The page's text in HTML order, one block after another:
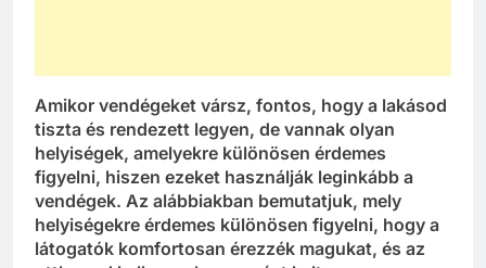
Amikor vendégeket vársz, fontos, hogy a lakásod
tiszta és rendezett legyen, de vannak olyan
helyiségek, amelyekre különösen érdemes
figyelni, hiszen ezeket használják leginkább a
vendégek. Az alábbiakban bemutatjuk, mely
helyiségekre érdemes különösen figyelni, hogy a
látogatók komfortosan érezzék magukat, és az